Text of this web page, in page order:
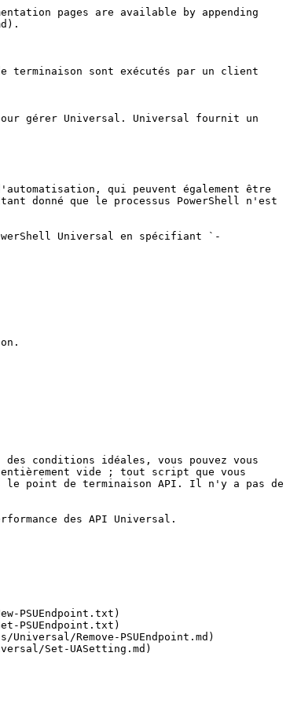
pages are available by appending
terminaison sont exécutés par un client
gérer Universal. Universal fournit un
qui peuvent également être
donné que le processus PowerShell n'est
Universal en spécifiant `-
conditions idéales, vous pouvez vous
vide ; tout script que vous
le point de terminaison API. Il n'y a pas de
des API Universal.
PSUEndpoint.txt)
PSUEndpoint.txt)
Remove-PSUEndpoint.md)
Set-UASetting.md)